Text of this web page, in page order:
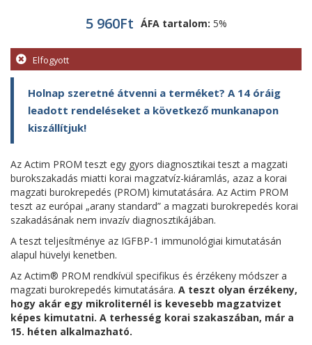
5 960Ft ÁFA tartalom: 5%
Elfogyott
Holnap szeretné átvenni a terméket? A 14 óráig
leadott rendeléseket a következő munkanapon
kiszállítjuk!
Az Actim PROM teszt egy gyors diagnosztikai teszt a magzati
burokszakadás miatti korai magzatvíz-kiáramlás, azaz a korai
magzati burokrepedés (PROM) kimutatására. Az Actim PROM
teszt az európai „arany standard” a magzati burokrepedés korai
szakadásának nem invazív diagnosztikájában.
A teszt teljesítménye az IGFBP-1 immunológiai kimutatásán
alapul hüvelyi kenetben.
Az Actim® PROM rendkívül specifikus és érzékeny módszer a
magzati burokrepedés kimutatására. A teszt olyan érzékeny,
hogy akár egy mikroliternél is kevesebb magzatvizet
képes kimutatni. A terhesség korai szakaszában, már a
15. héten alkalmazható.